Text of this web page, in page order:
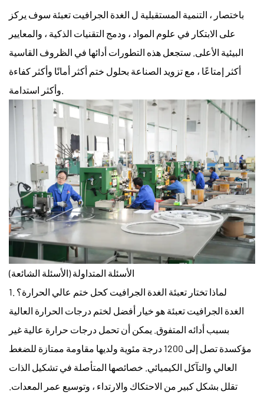
باختصار ، التنمية المستقبلية ل الغدة الجرافيت تعبئة سوف يركز
على الابتكار في علوم المواد ، ودمج التقنيات الذكية ، والمعايير
البيئية الأعلى. ستجعل هذه التطورات أدائها في الظروف القاسية
أكثر إمتاعًا ، مع تزويد الصناعة بحلول ختم أكثر أمانًا وأكثر كفاءة
الأسئلة المتداولة (الأسئلة الشائعة)
1. لماذا تختار تعبئة الغدة الجرافيت كحل ختم عالي الحرارة؟
الغدة الجرافيت تعبئة هو خيار أفضل لختم درجات الحرارة العالية
بسبب أدائه المتفوق. يمكن أن تحمل درجات حرارة عالية غير
مؤكسدة تصل إلى 1200 درجة مئوية ولديها مقاومة ممتازة للضغط
العالي والتآكل الكيميائي. خصائصها المتأصلة في تشكيل الذات
تقلل بشكل كبير من الاحتكاك والارتداء ، وتوسيع عمر المعدات.